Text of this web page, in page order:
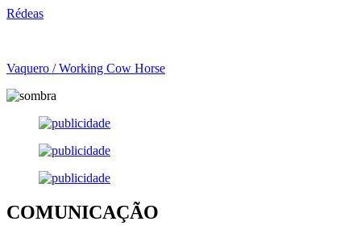
Rédeas
Vaquero / Working Cow Horse
COMUNICAÇÃO